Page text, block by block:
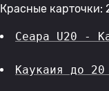
Красные карточки:
Сеара U20 -
Каукаия до